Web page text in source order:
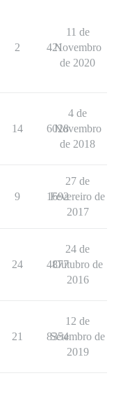
2 421
11 de
Novembro
de 2020
14 6028
4 de
Novembro
de 2018
9 1692
27 de
Fevereiro de
2017
24 4877
24 de
Outubro de
2016
21 8354
12 de
Setembro de
2019